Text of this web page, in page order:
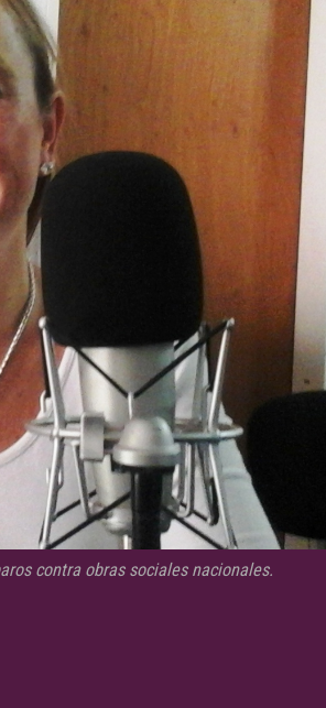
contra obras sociales nacionales.